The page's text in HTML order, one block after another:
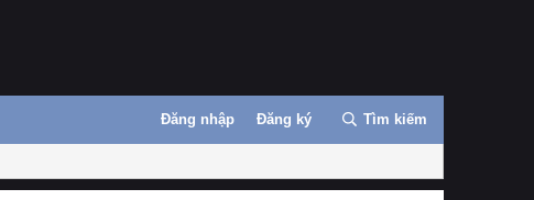
Đăng nhập Đăng ký Tìm kiếm